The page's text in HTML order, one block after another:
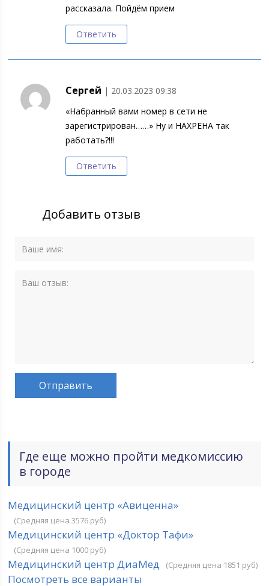
рассказала. Пойдём прием
Ответить
Сергей | 20.03.2023 09:38
«Набранный вами номер в сети не
зарегистрирован……» Ну и НАХРЕНА так
работать?!!!
Ответить
Добавить отзыв
Где еще можно пройти медкомиссию
в городе
Медицинский центр «Авиценна»
(Средняя цена 3576 руб)
Медицинский центр «Доктор Тафи»
(Средняя цена 1000 руб)
Медицинский центр ДиаМед (Средняя цена 1851 руб)
Посмотреть все варианты